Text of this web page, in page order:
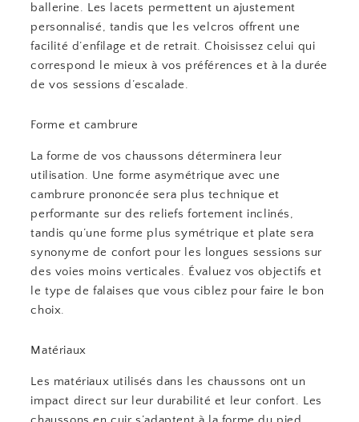
ballerine. Les lacets permettent un ajustement
personnalisé, tandis que les velcros offrent une
facilité d’enfilage et de retrait. Choisissez celui qui
correspond le mieux à vos préférences et à la durée
de vos sessions d’escalade.
Forme et cambrure
La forme de vos chaussons déterminera leur
utilisation. Une forme asymétrique avec une
cambrure prononcée sera plus technique et
performante sur des reliefs fortement inclinés,
tandis qu’une forme plus symétrique et plate sera
synonyme de confort pour les longues sessions sur
des voies moins verticales. Évaluez vos objectifs et
le type de falaises que vous ciblez pour faire le bon
choix.
Matériaux
Les matériaux utilisés dans les chaussons ont un
impact direct sur leur durabilité et leur confort. Les